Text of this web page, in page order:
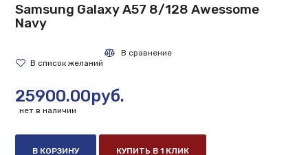
Samsung Galaxy A57 8/128 Awessome
Navy
25900.00руб.
нет в наличии
В КОРЗИНУ КУПИТЬ В 1 КЛИК